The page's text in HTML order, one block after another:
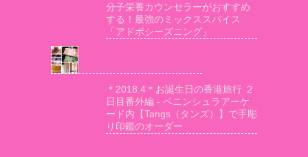
分子栄養カウンセラーがおすすめ
する！最強のミックススパイス
「アドボシーズニング」
＊2018.4＊お誕生日の香港旅行 ２
日目番外編 - ペニンシュラアーケ
ード内【Tangs（タンズ）】で手彫
り印鑑のオーダー